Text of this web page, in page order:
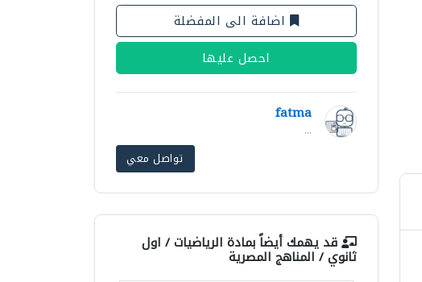
اضافة الى المفضلة
احصل عليها
fatma
...
تواصل معي
قد يهمك أيضاً بمادة الرياضيات / اول
ثانوي / المناهج المصرية